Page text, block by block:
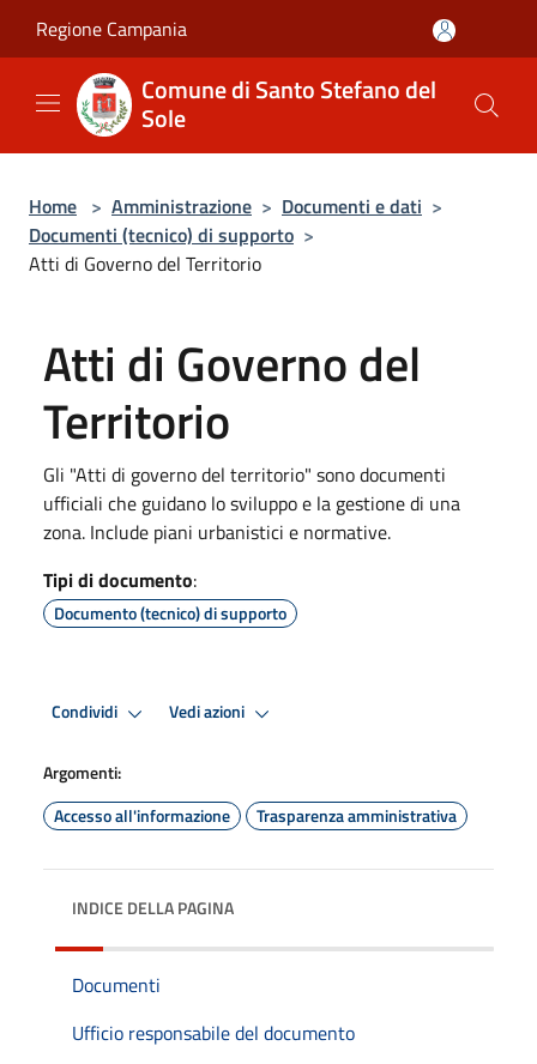
Regione Campania
Comune di Santo Stefano del
Sole
Home > Amministrazione > Documenti e dati >
Documenti (tecnico) di supporto >
Atti di Governo del Territorio
Atti di Governo del
Territorio
Gli "Atti di governo del territorio" sono documenti
ufficiali che guidano lo sviluppo e la gestione di una
zona. Include piani urbanistici e normative.
Tipi di documento:
Documento (tecnico) di supporto
Condividi Vedi azioni
Argomenti:
Accesso all'informazione
Trasparenza amministrativa
INDICE DELLA PAGINA
Documenti
Ufficio responsabile del documento